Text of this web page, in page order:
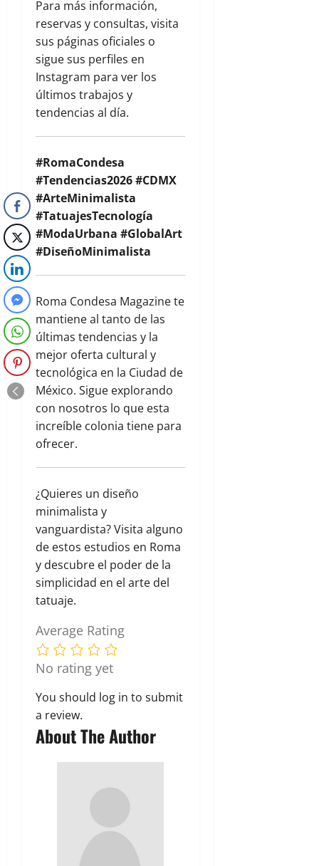
Para más información,
reservas y consultas, visita
sus páginas oficiales o
sigue sus perfiles en
Instagram para ver los
últimos trabajos y
tendencias al día.
#RomaCondesa
#Tendencias2026 #CDMX
#ArteMinimalista
#TatuajesTecnología
#ModaUrbana #GlobalArt
#DiseñoMinimalista
Roma Condesa Magazine te
mantiene al tanto de las
últimas tendencias y la
mejor oferta cultural y
tecnológica en la Ciudad de
México. Sigue explorando
con nosotros lo que esta
increíble colonia tiene para
ofrecer.
¿Quieres un diseño
minimalista y
vanguardista? Visita alguno
de estos estudios en Roma
y descubre el poder de la
simplicidad en el arte del
tatuaje.
Average Rating
No rating yet
You should log in to submit
a review.
About The Author